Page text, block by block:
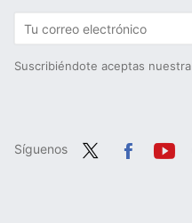
Suscribiéndote aceptas nuestra
Síguenos